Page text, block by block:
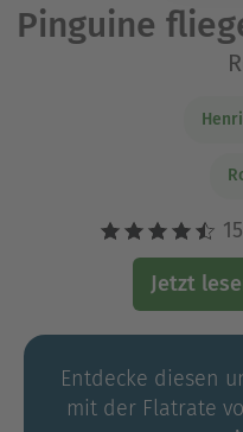
Pinguine
Jetzt
Entdecke diesen
mit der Flatrate